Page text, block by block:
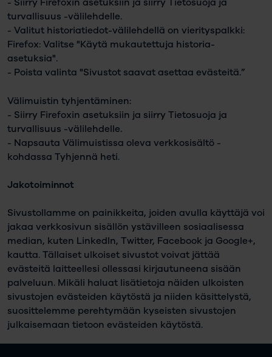
- Siirry Firefoxin asetuksiin ja siirry Tietosuoja ja
turvallisuus -välilehdelle.
- Valitut historiatiedot-välilehdellä on vierityspalkki:
Firefox: Valitse "Käytä mukautettuja historia-
asetuksia".
- Poista valinta "Sivustot saavat asettaa evästeitä.”
Välimuistin tyhjentäminen:
- Siirry Firefoxin asetuksiin ja siirry Tietosuoja ja
turvallisuus -välilehdelle.
- Napsauta Välimuistissa oleva verkkosisältö -
kohdassa Tyhjennä heti.
Jakotoiminnot
Sivustollamme on painikkeita, joiden avulla käyttäjä voi
jakaa verkkosivun sisällön ystävilleen sosiaalisessa
median, kuten LinkedIn, Twitter, Facebook ja Google+,
kautta. Tällaiset ulkoiset sivustot voivat jättää
evästeitä laitteellesi ollessasi kirjautuneena sisään
palveluun. Mikäli haluat lisätietoja näiden ulkoisten
sivustojen evästeiden käytöstä ja niiden käsittelystä,
suosittelemme perehtymään kyseisten sivustojen
julkaisemaan tietoon evästeiden käytöstä.